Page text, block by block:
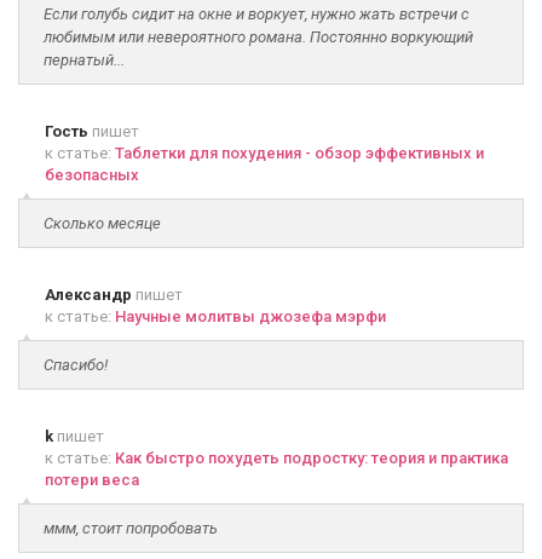
Если голубь сидит на окне и воркует, нужно жать встречи с
любимым или невероятного романа. Постоянно воркующий
пернатый...
Гость пишет
к статье: Таблетки для похудения - обзор эффективных и
безопасных
Сколько месяце
Александр пишет
к статье: Научные молитвы джозефа мэрфи
Спасибо!
k пишет
к статье: Как быстро похудеть подростку: теория и практика
потери веса
ммм, стоит попробовать